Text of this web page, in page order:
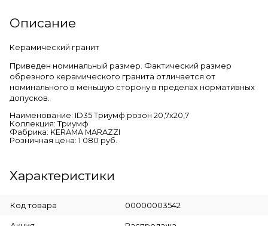
Описание
Керамический гранит
Приведен номинальный размер. Фактический размер
обрезного керамического гранита отличается от
номинального в меньшую сторону в пределах нормативных
допусков.
Наименование: ID35 Триумф розон 20,7х20,7
Коллекция: Триумф
Фабрика: KERAMA MARAZZI
Розничная цена: 1 080 руб.
Характеристики
Код товара 00000003542